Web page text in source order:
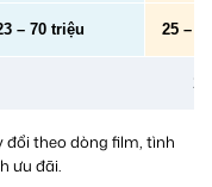
– 70 triệu 25 –
theo dòng film, tình
ưu đãi.